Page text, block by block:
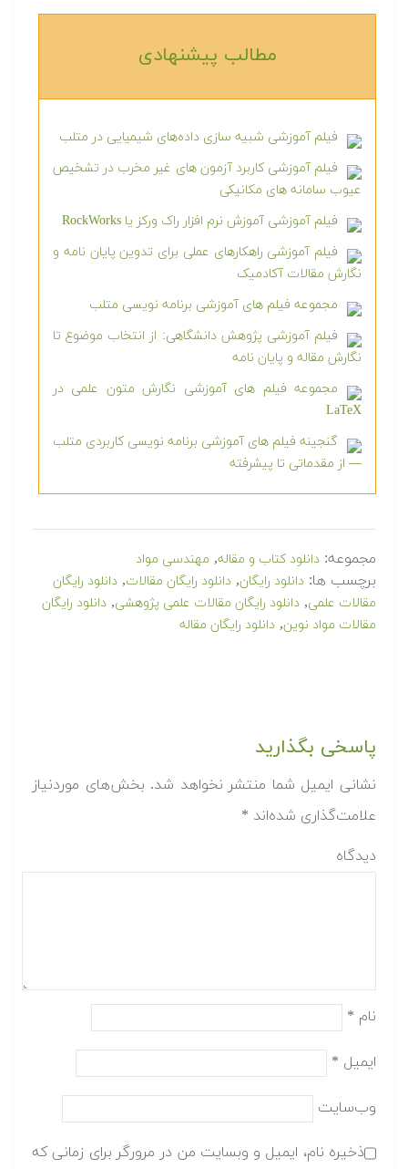
مطالب پیشنهادی‎
فیلم آموزشی شبیه سازی داده‌های شیمیایی در متلب
فیلم آموزشی کاربرد آزمون های غیر مخرب در تشخیص
عیوب سامانه های مکانیکی
فیلم آموزشی آموزش نرم افزار راک ورکز یا RockWorks
فیلم آموزشی راهکارهای عملی برای تدوین پایان نامه و
نگارش مقالات آکادمیک
مجموعه فیلم های آموزشی برنامه نویسی متلب
فیلم آموزشی پژوهش دانشگاهی: از انتخاب موضوع تا
نگارش مقاله و پایان نامه
مجموعه فیلم های آموزشی نگارش متون علمی در
LaTeX
گنجینه فیلم های آموزشی برنامه نویسی کاربردی متلب
— از مقدماتی تا پیشرفته
مجموعه: دانلود کتاب و مقاله, مهندسی مواد
برچسب ها: دانلود رایگان, دانلود رایگان مقالات, دانلود رایگان
مقالات علمی, دانلود رایگان مقالات علمی پژوهشی, دانلود رایگان
مقالات مواد نوین, دانلود رایگان مقاله
پاسخی بگذارید
نشانی ایمیل شما منتشر نخواهد شد. بخش‌های موردنیاز
علامت‌گذاری شده‌اند *
دیدگاه
نام *
ایمیل *
وب‌سایت
ذخیره نام، ایمیل و وبسایت من در مرورگر برای زمانی که